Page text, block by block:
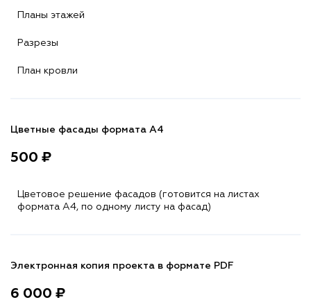
Планы этажей
Разрезы
План кровли
Цветные фасады формата А4
500 ₽
Цветовое решение фасадов (готовится на листах
формата A4, по одному листу на фасад)
Электронная копия проекта в формате PDF
6 000 ₽